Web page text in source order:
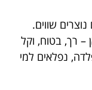
שווים.
– רך, בטוח, וקל
נפלאים למי